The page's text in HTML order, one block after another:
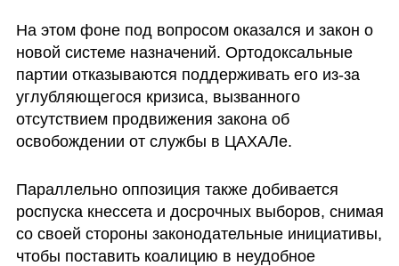
На этом фоне под вопросом оказался и закон о
новой системе назначений. Ортодоксальные
партии отказываются поддерживать его из-за
углубляющегося кризиса, вызванного
отсутствием продвижения закона об
освобождении от службы в ЦАХАЛе.
Параллельно оппозиция также добивается
роспуска кнессета и досрочных выборов, снимая
со своей стороны законодательные инициативы,
чтобы поставить коалицию в неудобное